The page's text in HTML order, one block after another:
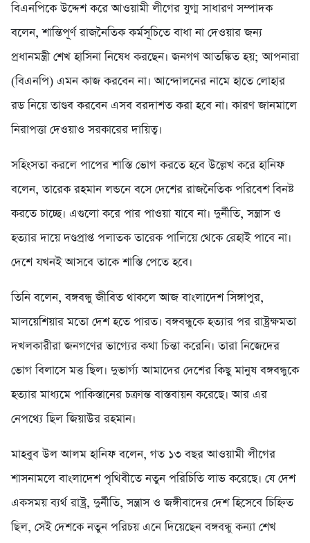
বিএনপিকে উদ্দেশ করে আওয়ামী লীগের যুগ্ম সাধারণ সম্পাদক
বলেন, শান্তিপূর্ণ রাজনৈতিক কর্মসূচিতে বাধা না দেওয়ার জন্য
প্রধানমন্ত্রী শেখ হাসিনা নিষেধ করছেন। জনগণ আতঙ্কিত হয়; আপনারা
(বিএনপি) এমন কাজ করবেন না। আন্দোলনের নামে হাতে লোহার
রড নিয়ে তাণ্ডব করবেন এসব বরদাশত করা হবে না। কারণ জানমালে
নিরাপত্তা দেওয়াও সরকারের দায়িত্ব।
সহিংসতা করলে পাপের শাস্তি ভোগ করতে হবে উল্লেখ করে হানিফ
বলেন, তারেক রহমান লন্ডনে বসে দেশের রাজনৈতিক পরিবেশ বিনষ্ট
করতে চাচ্ছে। এগুলো করে পার পাওয়া যাবে না। দুর্নীতি, সন্ত্রাস ও
হত্যার দায়ে দণ্ডপ্রাপ্ত পলাতক তারেক পালিয়ে থেকে রেহাই পাবে না।
দেশে যখনই আসবে তাকে শাস্তি পেতে হবে।
তিনি বলেন, বঙ্গবন্ধু জীবিত থাকলে আজ বাংলাদেশ সিঙ্গাপুর,
মালয়েশিয়ার মতো দেশ হতে পারত। বঙ্গবন্ধুকে হত্যার পর রাষ্ট্রক্ষমতা
দখলকারীরা জনগণের ভাগ্যের কথা চিন্তা করেনি। তারা নিজেদের
ভোগ বিলাসে মত্ত ছিল। দুভার্গ্য আমাদের দেশের কিছু মানুষ বঙ্গবন্ধুকে
হত্যার মাধ্যমে পাকিস্তানের চক্রান্ত বাস্তবায়ন করেছে। আর এর
নেপথ্যে ছিল জিয়াউর রহমান।
মাহবুব উল আলম হানিফ বলেন, গত ১৩ বছর আওয়ামী লীগের
শাসনামলে বাংলাদেশ পৃথিবীতে নতুন পরিচিতি লাভ করেছে। যে দেশ
একসময় ব্যর্থ রাষ্ট্র, দুর্নীতি, সন্ত্রাস ও জঙ্গীবাদের দেশ হিসেবে চিহ্নিত
ছিল, সেই দেশকে নতুন পরিচয় এনে দিয়েছেন বঙ্গবন্ধু কন্যা শেখ